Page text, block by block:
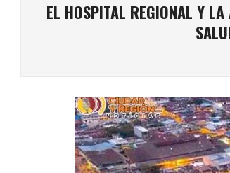
EL HOSPITAL REGIONAL Y